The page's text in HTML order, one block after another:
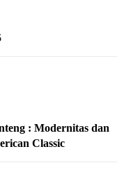
: Modernitas dan
Classic